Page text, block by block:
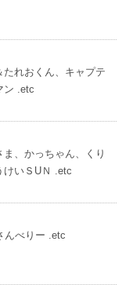
れおくん、キャプテ
ン .etc
、かっちゃん、くり
けいＳUＮ .etc
んべりー .etc